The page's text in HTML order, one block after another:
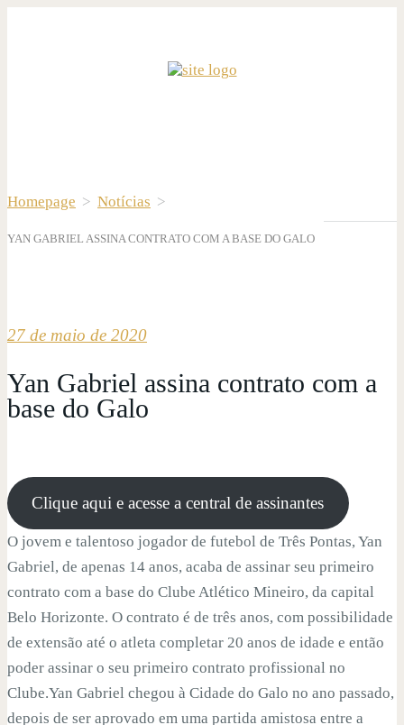
Homepage > Notícias >
YAN GABRIEL ASSINA CONTRATO COM A BASE DO GALO
27 de maio de 2020
Yan Gabriel assina contrato com a
base do Galo
Clique aqui e acesse a central de assinantes
O jovem e talentoso jogador de futebol de Três Pontas, Yan
Gabriel, de apenas 14 anos, acaba de assinar seu primeiro
contrato com a base do Clube Atlético Mineiro, da capital
Belo Horizonte. O contrato é de três anos, com possibilidade
de extensão até o atleta completar 20 anos de idade e então
poder assinar o seu primeiro contrato profissional no
Clube.Yan Gabriel chegou à Cidade do Galo no ano passado,
depois de ser aprovado em uma partida amistosa entre a